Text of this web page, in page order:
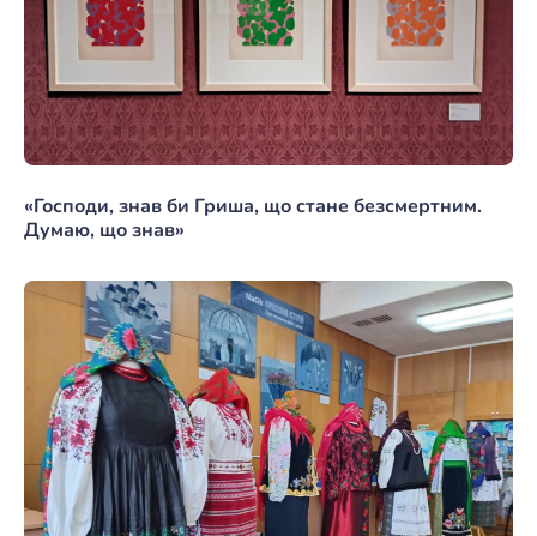
«Господи, знав би Гриша, що стане безсмертним.
Думаю, що знав»